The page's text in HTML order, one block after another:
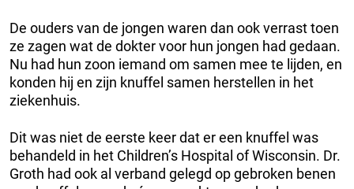
De ouders van de jongen waren dan ook verrast toen
ze zagen wat de dokter voor hun jongen had gedaan.
Nu had hun zoon iemand om samen mee te lijden, en
konden hij en zijn knuffel samen herstellen in het
ziekenhuis.
Dit was niet de eerste keer dat er een knuffel was
behandeld in het Children’s Hospital of Wisconsin. Dr.
Groth had ook al verband gelegd op gebroken benen